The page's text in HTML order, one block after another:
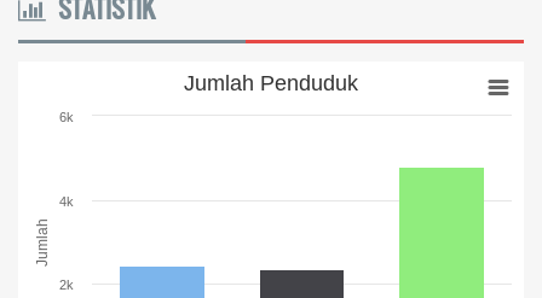
STATISTIK
Bar chart with 3 bars.
The chart has 1 Y axis displaying Jumlah. Range: 0 to 6000.
Jumlah
Jumlah Penduduk
2k
4k
6k